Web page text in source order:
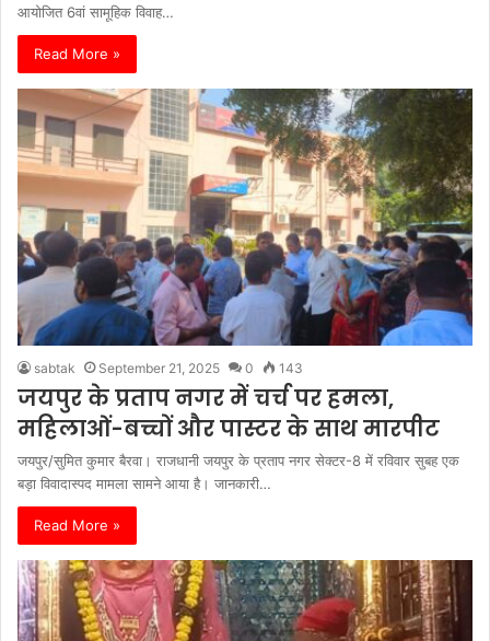
आयोजित 6वां सामूहिक विवाह…
Read More »
sabtak September 21, 2025 0 143
जयपुर के प्रताप नगर में चर्च पर हमला,
महिलाओं-बच्चों और पास्टर के साथ मारपीट
जयपुर/सुमित कुमार बैरवा। राजधानी जयपुर के प्रताप नगर सेक्टर-8 में रविवार सुबह एक
बड़ा विवादास्पद मामला सामने आया है। जानकारी…
Read More »